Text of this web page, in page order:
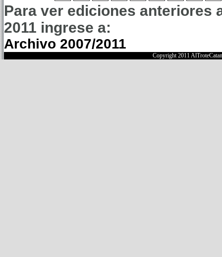
Para ver ediciones anteriores
2011 ingrese a:
Archivo 2007/2011
Copyright 2011